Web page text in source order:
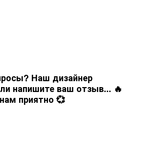
Наш дизайнер
напишите ваш отзыв... 🔥
приятно 💞